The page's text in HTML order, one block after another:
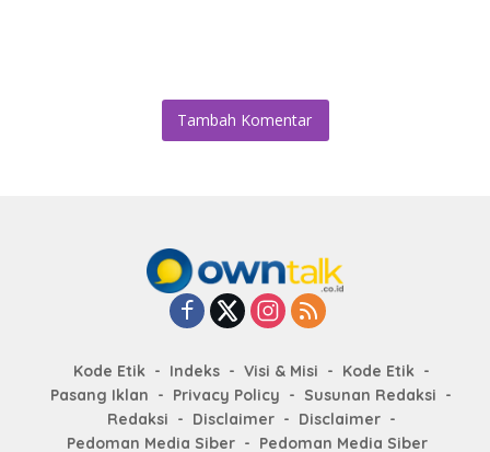
Tambah Komentar
Kode Etik Indeks Visi & Misi
Kode Etik
Pasang Iklan
Privacy Policy
Susunan Redaksi
Redaksi
Disclaimer
Disclaimer
Pedoman Media Siber
Pedoman Media Siber